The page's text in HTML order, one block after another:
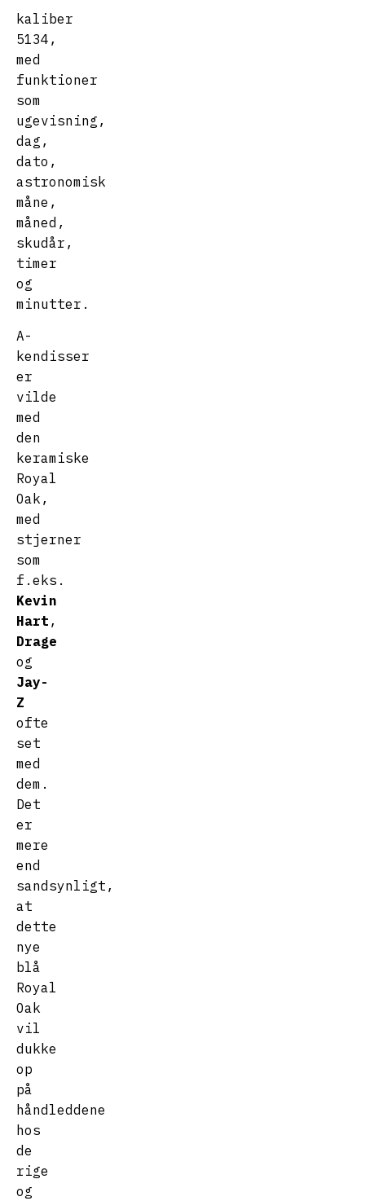
kaliber
5134,
med
funktioner
som
ugevisning,
dag,
dato,
astronomisk
måne,
måned,
skudår,
timer
og
minutter.
A-
kendisser
er
vilde
med
den
keramiske
Royal
Oak,
med
stjerner
som
f.eks.
Kevin
Hart ,
Drage
og
Jay-
Z
ofte
set
med
dem.
Det
er
mere
end
sandsynligt,
at
dette
nye
blå
Royal
Oak
vil
dukke
op
på
håndleddene
hos
de
rige
og